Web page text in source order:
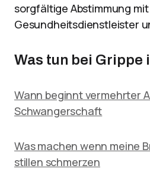
sorgfältige Abstimmung
Gesundheitsdienstleister
Was tun bei Grippe
Wann beginnt vermehrter
Schwangerschaft
Was machen wenn meine
stillen schmerzen